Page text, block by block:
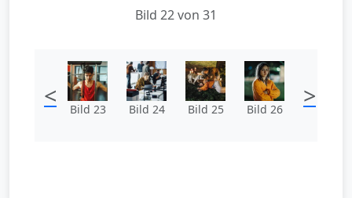
Bild 22 von 31
< Bild 23 Bild 24 Bild 25 Bild 26 >